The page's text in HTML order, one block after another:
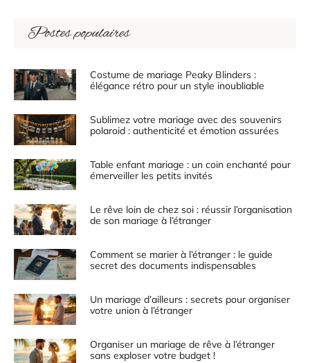
Postes populaires
Costume de mariage Peaky Blinders :
élégance rétro pour un style inoubliable
Sublimez votre mariage avec des souvenirs
polaroid : authenticité et émotion assurées
Table enfant mariage : un coin enchanté pour
émerveiller les petits invités
Le rêve loin de chez soi : réussir l’organisation
de son mariage à l’étranger
Comment se marier à l’étranger : le guide
secret des documents indispensables
Un mariage d’ailleurs : secrets pour organiser
votre union à l’étranger
Organiser un mariage de rêve à l’étranger
sans exploser votre budget !